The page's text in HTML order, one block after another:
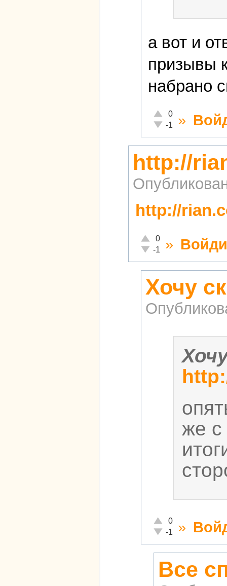
а вот и
призывы
набрано
Отлично!
0
Неадекватно!
-1 »
http://
http://
Отлично!
0
Неадекватно!
-1 »
Хочу
же с
Отлично!
0
Неадекватно!
-1 »
Все